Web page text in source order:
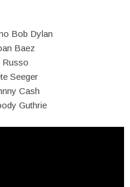
Bob Dylan
Baez
Russo
Seeger
Cash
Guthrie